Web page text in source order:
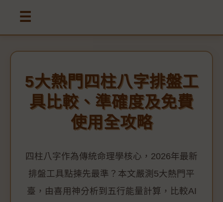
☰
5大熱門四柱八字排盤工
具比較、準確度及免費
使用全攻略
四柱八字作為傳統命理學核心，2026年最新
排盤工具點揀先最準？本文嚴測5大熱門平
臺，由喜用神分析到五行能量計算，比較AI